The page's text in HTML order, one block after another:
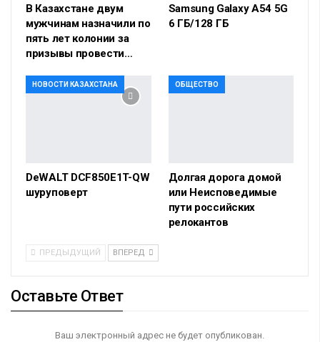
В Казахстане двум
мужчинам назначили по
пять лет колонии за
призывы провести…
Samsung Galaxy A54 5G
6 ГБ/128 ГБ
НОВОСТИ КАЗАХСТАНА
DeWALT DCF850E1T-QW
шуруповерт
ОБЩЕСТВО
Долгая дорога домой
или Неисповедимые
пути российских
релокантов
ПРЕДЫДУЩИЙ ВПЕРЕД
Оставьте Ответ
Ваш электронный адрес не будет опубликован.